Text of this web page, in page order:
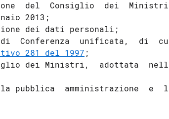
del  Consiglio  dei  Ministri,
2013;
dei dati personali;
Conferenza  unificata,  di  cui
281 del 1997 ;
dei Ministri,  adottata  nella
pubblica  amministrazione  e  la